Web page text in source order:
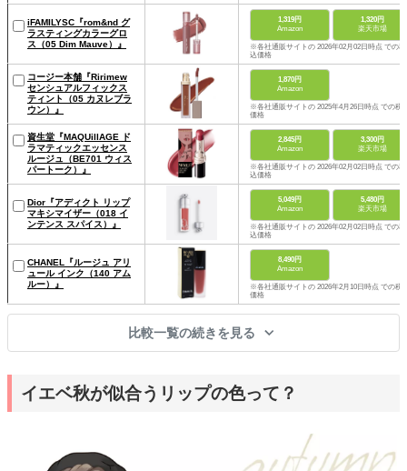
iFAMILYSC『rom&nd グ
ラスティングカラーグロ
ス（05 Dim Mauve）』
1,319円
Amazon
1,320円
楽天市場
※各社通販サイトの 2026年02月02日時点 での税
込価格
コージー本舗『Ririmew
センシュアルフィックス
ティント（05 カヌレブラ
ウン）』
1,870円
Amazon
※各社通販サイトの 2025年4月26日時点 での税
価格
資生堂『MAQUillAGE ド
ラマティックエッセンス
ルージュ（BE701 ウィス
パートーク）』
2,845円
Amazon
3,300円
楽天市場
※各社通販サイトの 2026年02月02日時点 での税
込価格
Dior『アディクト リップ
マキシマイザー（018 イ
ンテンス スパイス）』
5,049円
Amazon
5,480円
楽天市場
※各社通販サイトの 2026年02月02日時点 での税
込価格
CHANEL『ルージュ アリ
ュール インク（140 アム
ルー）』
8,490円
Amazon
※各社通販サイトの 2026年2月10日時点 での税
価格
比較一覧の続きを見る
イエベ秋が似合うリップの色って？